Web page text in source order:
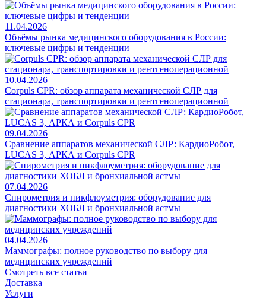
11.04.2026
Объёмы рынка медицинского оборудования в России:
ключевые цифры и тенденции
10.04.2026
Corpuls CPR: обзор аппарата механической СЛР для
стационара, транспортировки и рентгеноперационной
09.04.2026
Сравнение аппаратов механической СЛР: КардиоРобот,
LUCAS 3, АРКА и Corpuls CPR
07.04.2026
Спирометрия и пикфлоуметрия: оборудование для
диагностики ХОБЛ и бронхиальной астмы
04.04.2026
Маммографы: полное руководство по выбору для
медицинских учреждений
Смотреть все статьи
Доставка
Услуги